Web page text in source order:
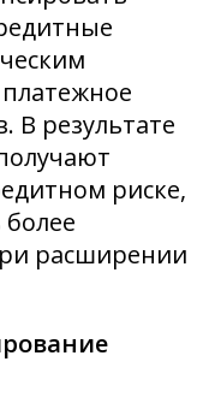
В результате
риске,
расширении